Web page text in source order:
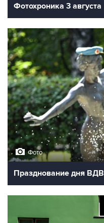
Фотохроника 3 августа
Фото
Празднование дня ВДВ